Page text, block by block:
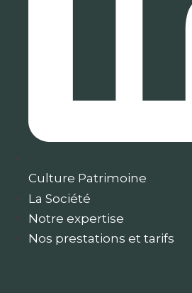
Culture Patrimoine
La Société
Notre expertise
Nos prestations et tarifs